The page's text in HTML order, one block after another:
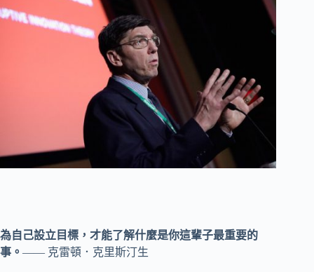
為自己設立目標，才能了解什麼是你這輩子最重要的
事。 —— 克雷頓．克里斯汀生